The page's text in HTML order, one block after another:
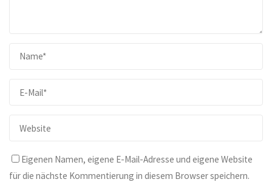
Eigenen Namen, eigene E-Mail-Adresse und eigene Website
für die nächste Kommentierung in diesem Browser speichern.